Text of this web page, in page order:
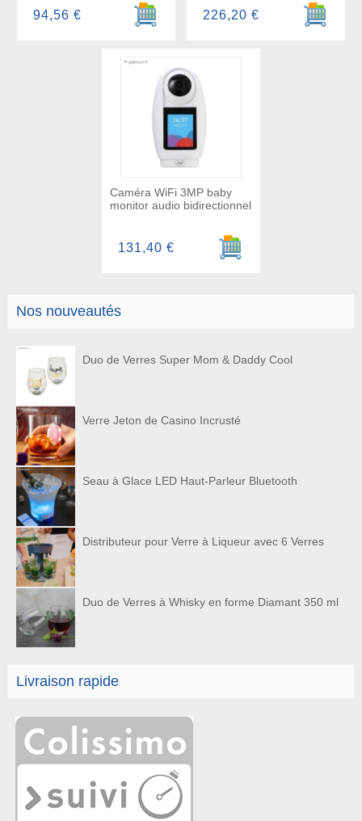
Nos nouveautés
Duo de Verres Super Mom & Daddy Cool
Verre Jeton de Casino Incrusté
Seau à Glace LED Haut-Parleur Bluetooth
Distributeur pour Verre à Liqueur avec 6 Verres
Duo de Verres à Whisky en forme Diamant 350 ml
Livraison rapide
Ajouter au panier
94,56 €
Ajouter
226,20 €
Caméra WiFi 3MP baby
monitor audio bidirectionnel
Ajouter au panier
131,40 €